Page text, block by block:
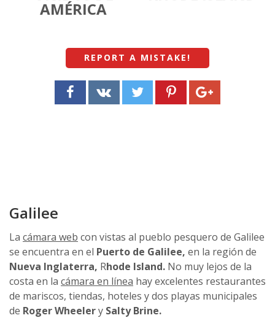
AMÉRICA
REPORT A MISTAKE !
Galilee
La cámara web con vistas al pueblo pesquero de Galilee
se encuentra en el Puerto de Galilee, en la región de
Nueva Inglaterra, Rhode Island. No muy lejos de la
costa en la cámara en línea hay excelentes restaurantes
de mariscos, tiendas, hoteles y dos playas municipales
de Roger Wheelery Salty Brine.